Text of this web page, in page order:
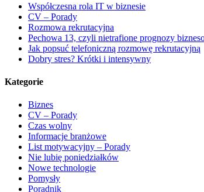
Współczesna rola IT w biznesie
CV – Porady
Rozmowa rekrutacyjna
Pechowa 13, czyli nietrafione prognozy
Jak popsuć telefoniczną rozmowę rekrutacyjną
Dobry stres? Krótki i intensywny
Kategorie
Biznes
CV – Porady
Czas wolny
Informacje branżowe
List motywacyjny – Porady
Nie lubię poniedziałków
Nowe technologie
Pomysły
Poradnik